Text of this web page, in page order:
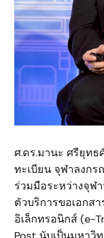
ศ.ดร.มานะ ศรียุท
ทะเบียน จุฬาลงก
ร่วมมือระหว่างจุฬ
ตัวบริการขอเอกส
อิเล็กทรอนิกส์ (e-